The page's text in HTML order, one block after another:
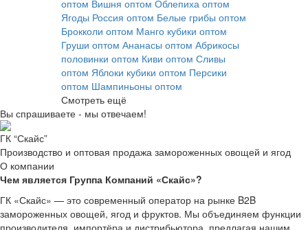
оптом Вишня оптом Облепиха оптом
Ягоды Россия оптом Белые грибы оптом
Брокколи оптом Манго кубики оптом
Груши оптом Ананасы оптом Абрикосы
половинки оптом Киви оптом Сливы
оптом Яблоки кубики оптом Персики
оптом Шампиньоны оптом
Смотреть ещё
Вы спрашиваете - мы отвечаем!
ГК “Скайс”
Производство и оптовая продажа замороженных овощей и ягод
О компании
Чем является Группа Компаний «Скайс»?
ГК «Скайс» — это современный оператор на рынке B2B
замороженных овощей, ягод и фруктов. Мы объединяем функции